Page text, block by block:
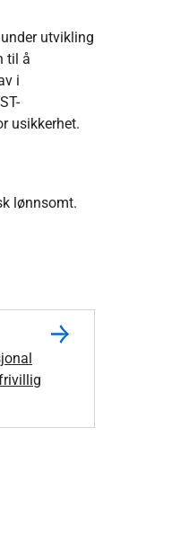
utvikling
til å
i
usikkerhet.
lønnsomt.